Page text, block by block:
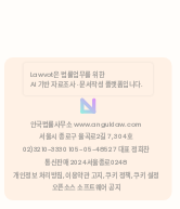
분석 쿠키 허용
Lawvot은 법률업무를 위한
AI 기반 자료조사 · 문서작성 플랫폼입니다.
안국법률사무소 www.anguklaw.com
서울시 종로구 율곡로2길 7, 304호
02)3210-3330 105-05-48527 대표 정희찬
통신판매 2024서울종로0248
개인정보 처리방침, 이용약관 고지, 쿠키 정책, 쿠키 설정
오픈소스 소프트웨어 공지